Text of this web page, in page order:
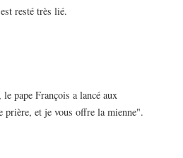
resté très lié.
pape François a lancé aux
prière, et je vous offre la mienne".